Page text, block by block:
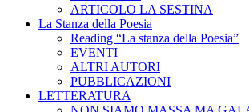
ARTICOLO LA SESTINA
La Stanza della Poesia
Reading “La stanza della Poesia”
EVENTI
ALTRI AUTORI
PUBBLICAZIONI
LETTERATURA